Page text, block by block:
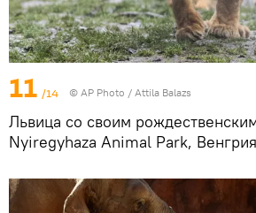
11 /14 © AP Photo / Attila Balazs
Львица со своим
Nyiregyhaza Animal Park,